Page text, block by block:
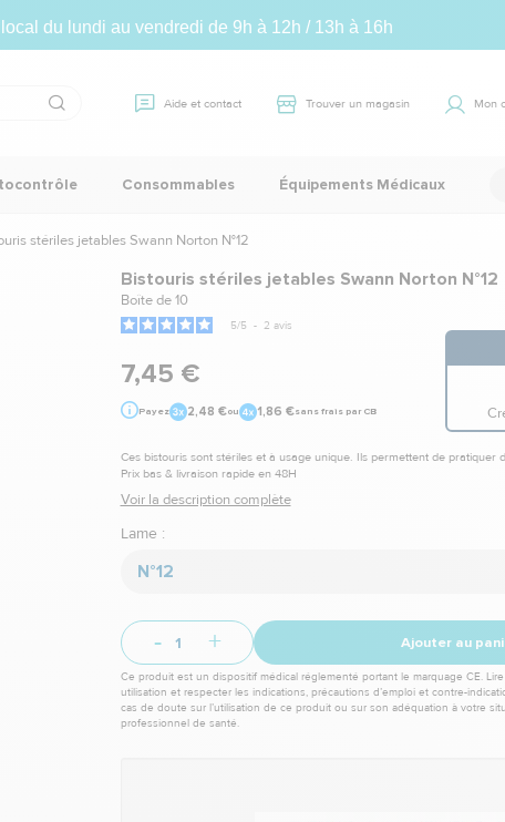
du lundi au vendredi de 9h à 12h / 13h à 16h
Aide et contact Trouver un magasin Mon
Consommables Équipements Médicaux
stériles jetables Swann Norton N°12
Bistouris stériles jetables Swann Norton N°12
Boîte de 10
5/5 - 2 avis
7,45 €
Payez 2,48 €ou 1,86 €sans frais par CB
Ces bistouris sont stériles et à usage unique. Ils permettent de pratiquer
Prix bas & livraison rapide en 48H
Voir la description complète
Lame :
N°12
- + Ajouter au
Ce produit est un dispositif médical réglementé portant le marquage CE.
utilisation et respecter les indications, précautions d’emploi et contre-
cas de doute sur l’utilisation de ce produit ou sur son adéquation à votre
professionnel de santé.